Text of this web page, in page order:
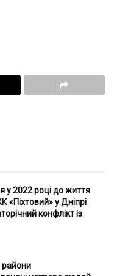
у 2022 році до життя
«Піхтовий» у Дніпрі
конфлікт із
райони